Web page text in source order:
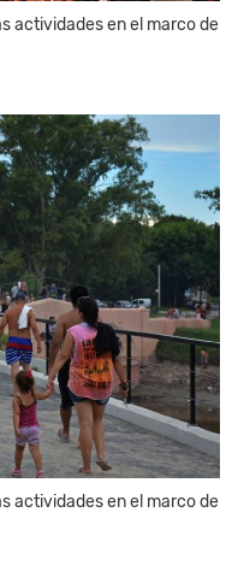
actividades en el marco de
actividades en el marco de